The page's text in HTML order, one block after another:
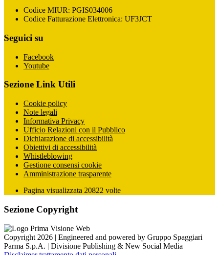
Codice MIUR: PGIS034006
Codice Fatturazione Elettronica: UF3JCT
Seguici su
Facebook
Youtube
Sezione Link Utili
Cookie policy
Note legali
Informativa Privacy
Ufficio Relazioni con il Pubblico
Dichiarazione di accessibilità
Obiettivi di accessibilità
Whistleblowing
Gestione consensi cookie
Amministrazione trasparente
Pagina visualizzata 20822 volte
Sezione Copyright
Copyright 2026 | Engineered and powered by Gruppo Spaggiari
Parma S.p.A. | Divisione Publishing & New Social Media